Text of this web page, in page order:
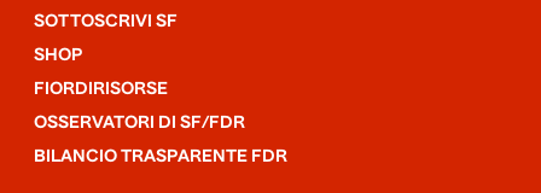
SOTTOSCRIVI SF
SHOP
FIORDIRISORSE
OSSERVATORI DI SF/FDR
BILANCIO TRASPARENTE FDR